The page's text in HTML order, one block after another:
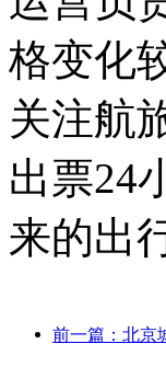
格变化
关注航
出票24
来的出